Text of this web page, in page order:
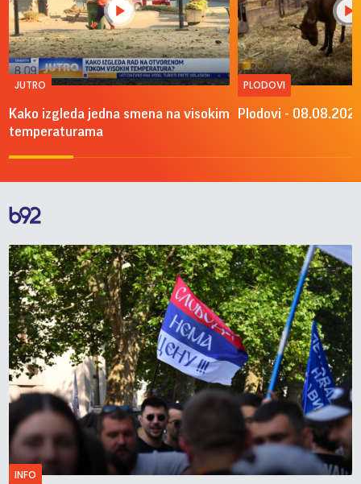
JUTRO
Kako izgleda jedna smena na visokim
temperaturama
PLODOVI
Plodovi -
INFO